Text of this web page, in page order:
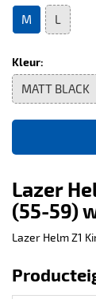
M L
Kleur:
MATT BLACK
Lazer
(55-59)
Lazer Helm Z1